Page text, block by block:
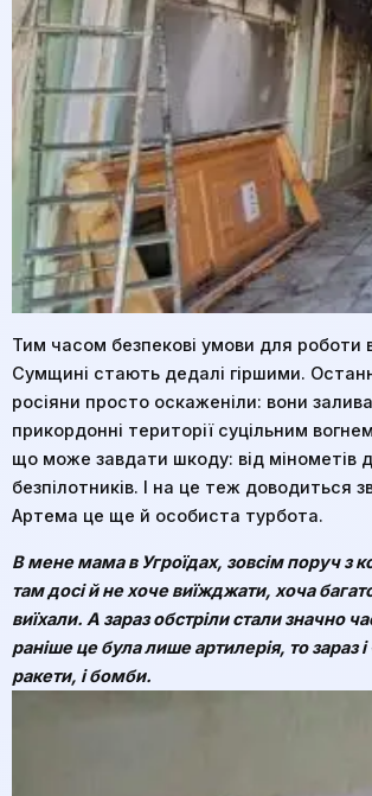
Тим часом безпекові умови для роботи
Сумщині стають дедалі гіршими.
росіяни просто оскаженіли: вони
прикордонні території суцільним
що може завдати шкоду: від мінометів
безпілотників. І на це теж доводиться
Артема це ще й особиста турбота.
В мене мама в Угроїдах, зовсім поруч з
там досі й не хоче виїжджати, хоча
виїхали. А зараз обстріли стали значно
раніше це була лише артилерія, то зараз
ракети, і бомби.